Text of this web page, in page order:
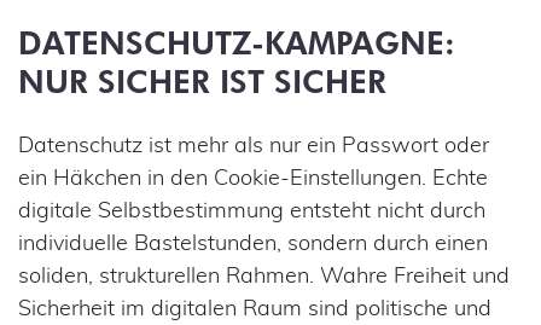
DATENSCHUTZ-KAMPAGNE:
NUR SICHER IST SICHER
Datenschutz ist mehr als nur ein Passwort oder
ein Häkchen in den Cookie-Einstellungen. Echte
digitale Selbstbestimmung entsteht nicht durch
individuelle Bastelstunden, sondern durch einen
soliden, strukturellen Rahmen. Wahre Freiheit und
Sicherheit im digitalen Raum sind politische und